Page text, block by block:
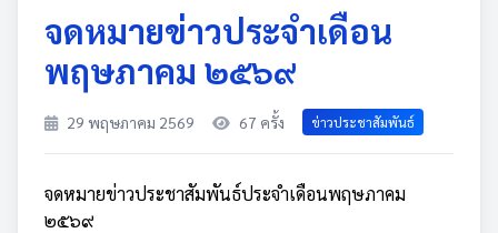
จดหมายข่าวประจำเดือน
พฤษภาคม ๒๕๖๙
29 พฤษภาคม 2569 67 ครั้ง ข่าวประชาสัมพันธ์
จดหมายข่าวประชาสัมพันธ์ประจำเดือนพฤษภาคม
๒๕๖๙